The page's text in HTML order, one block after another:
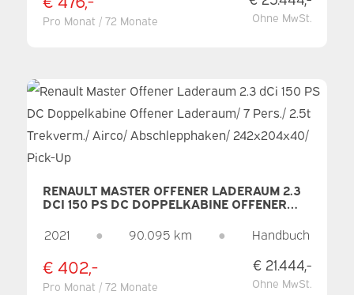
Pro Monat / 72 Monate Ohne MwSt.
RENAULT MASTER OFFENER LADERAUM 2.3
DCI 150 PS DC DOPPELKABINE OFFENER
AIRCO/ ABSCHLEPPHAKEN/ 242X204X40/
PICK-UP
2021 ● 90.095 km ● Handbuch
€ 402,-
Pro Monat / 72 Monate
€ 21.444,-
Ohne MwSt.